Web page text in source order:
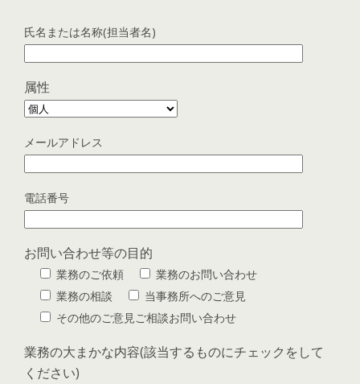
氏名または名称(担当者名)
属性
メールアドレス
電話番号
お問い合わせ等の目的
業務のご依頼
業務のお問い合わせ
業務の相談
当事務所へのご意見
その他のご意見ご相談お問い合わせ
業務の大まかな内容(該当するものにチェックをして
ください)